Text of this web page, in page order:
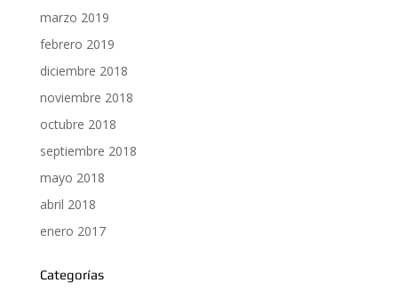
marzo 2019
febrero 2019
diciembre 2018
noviembre 2018
octubre 2018
septiembre 2018
mayo 2018
abril 2018
enero 2017
Categorías